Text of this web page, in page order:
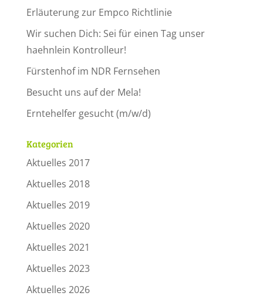
Erläuterung zur Empco Richtlinie
Wir suchen Dich: Sei für einen Tag unser
haehnlein Kontrolleur!
Fürstenhof im NDR Fernsehen
Besucht uns auf der Mela!
Erntehelfer gesucht (m/w/d)
Kategorien
Aktuelles 2017
Aktuelles 2018
Aktuelles 2019
Aktuelles 2020
Aktuelles 2021
Aktuelles 2023
Aktuelles 2026